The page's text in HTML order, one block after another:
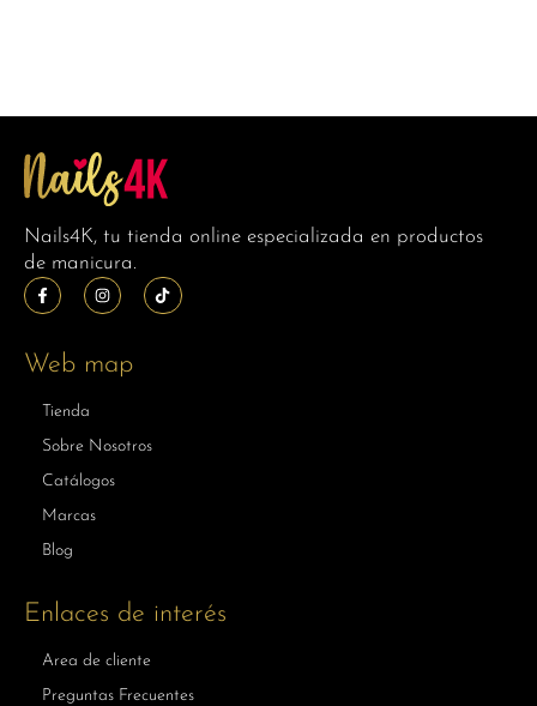
Nails4K, tu tienda online especializada en productos
de manicura.
Web map
Tienda
Sobre Nosotros
Catálogos
Marcas
Blog
Enlaces de interés
Area de cliente
Preguntas Frecuentes